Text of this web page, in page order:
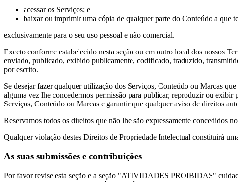
acessar os Serviços; e
baixar ou imprimir uma cópia de qualquer parte do Conteúdo a que
exclusivamente para o seu uso pessoal e não comercial.
Exceto conforme estabelecido nesta seção ou em outro local dos nossos
enviado, publicado, exibido publicamente, codificado, traduzido,
por escrito.
Se desejar fazer qualquer utilização dos Serviços, Conteúdo ou Marcas
alguma vez lhe concedermos permissão para publicar, reproduzir ou
Serviços, Conteúdo ou Marcas e garantir que qualquer aviso de direitos
Reservamos todos os direitos que não lhe são expressamente concedidos
Qualquer violação destes Direitos de Propriedade Intelectual constituirá
As suas submissões e contribuições
Por favor revise esta seção e a seção "ATIVIDADES PROIBIDAS"